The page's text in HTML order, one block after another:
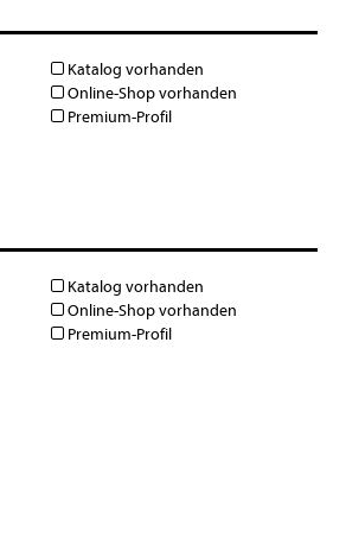
Katalog vorhanden
Online-Shop vorhanden
Premium-Profil
Katalog vorhanden
Online-Shop vorhanden
Premium-Profil